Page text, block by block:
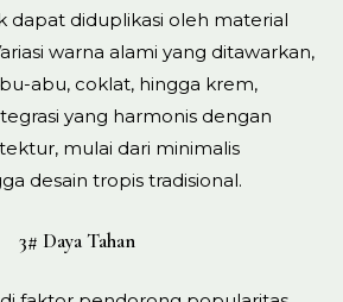
dapat diduplikasi oleh material
warna alami yang ditawarkan,
abu, coklat, hingga krem,
yang harmonis dengan
mulai dari minimalis
desain tropis tradisional.
3# Daya Tahan